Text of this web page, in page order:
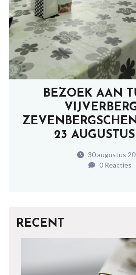
BEZOEK AAN
23
30 augustus
0 Reacties
RECENT